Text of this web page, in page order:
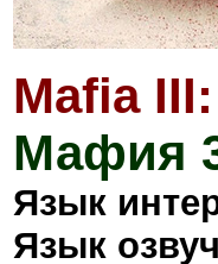
Mafia
Мафия
Язык
Язык